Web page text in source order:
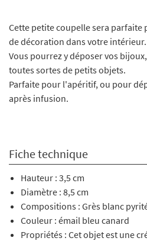
Cette petite coupelle sera
de décoration dans votre intérieur.
Vous pourrez y déposer vos
toutes sortes de petits objets.
Parfaite pour l'apéritif, ou pour
après infusion.
Fiche technique
Hauteur : 3,5 cm
Diamètre : 8,5 cm
Compositions : Grès blanc
Couleur : émail bleu canard
Propriétés : Cet objet est une